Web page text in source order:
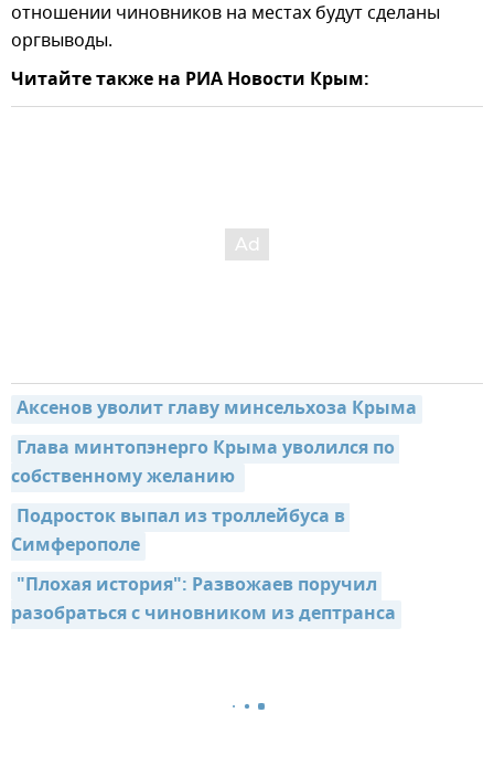
отношении чиновников на местах будут сделаны
оргвыводы.
Читайте также на РИА Новости Крым:
Аксенов уволит главу минсельхоза Крыма
Глава минтопэнерго Крыма уволился по
собственному желанию
Подросток выпал из троллейбуса в
Симферополе
"Плохая история": Развожаев поручил
разобраться с чиновником из дептранса